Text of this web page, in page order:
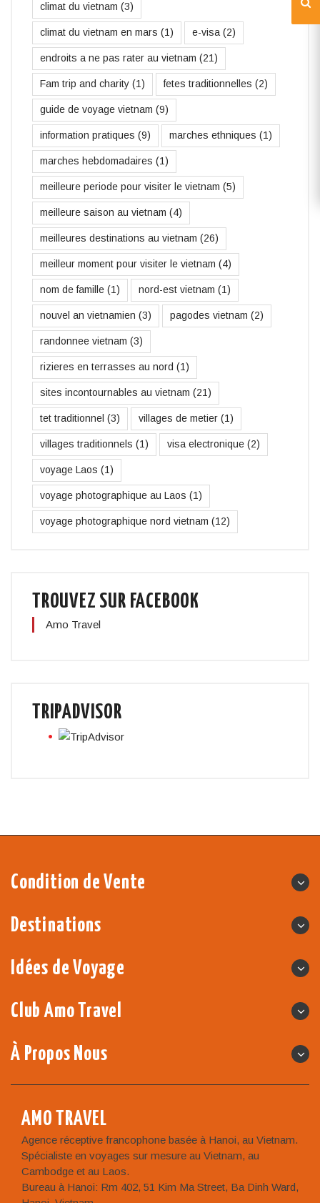
climat du vietnam (3)
climat du vietnam en mars (1) e-visa (2)
endroits a ne pas rater au vietnam (21)
Fam trip and charity (1) fetes traditionnelles (2)
guide de voyage vietnam (9)
information pratiques (9) marches ethniques (1)
marches hebdomadaires (1)
meilleure periode pour visiter le vietnam (5)
meilleure saison au vietnam (4)
meilleures destinations au vietnam (26)
meilleur moment pour visiter le vietnam (4)
nom de famille (1) nord-est vietnam (1)
nouvel an vietnamien (3) pagodes vietnam (2)
randonnee vietnam (3)
rizieres en terrasses au nord (1)
sites incontournables au vietnam (21)
tet traditionnel (3) villages de metier (1)
villages traditionnels (1) visa electronique (2)
voyage Laos (1)
voyage photographique au Laos (1)
voyage photographique nord vietnam (12)
TROUVEZ SUR FACEBOOK
Amo Travel
TRIPADVISOR
Condition de Vente
Destinations
Idées de Voyage
Club Amo Travel
À Propos Nous
AMO TRAVEL
Agence réceptive francophone basée à Hanoi, au Vietnam.
Spécialiste en voyages sur mesure au Vietnam, au
Cambodge et au Laos.
Bureau à Hanoi: Rm 402, 51 Kim Ma Street, Ba Dinh Ward,